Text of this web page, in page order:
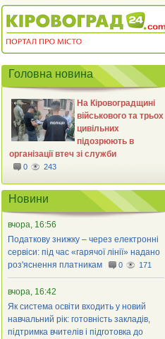
Головна новина
На Кіровоградщині
військового та трьох
цивільних
підозрюють в
організації втеч зі служби
0 243
Новини
вчора, 16:56
Податкову знижку – через електронні
сервіси: під час «гарячої лінії» надано
роз'яснення платникам
0 171
вчора, 16:42
Як система освіти входить у новий
навчальний рік: готовність закладів,
підтримка вчителів і підготовка до